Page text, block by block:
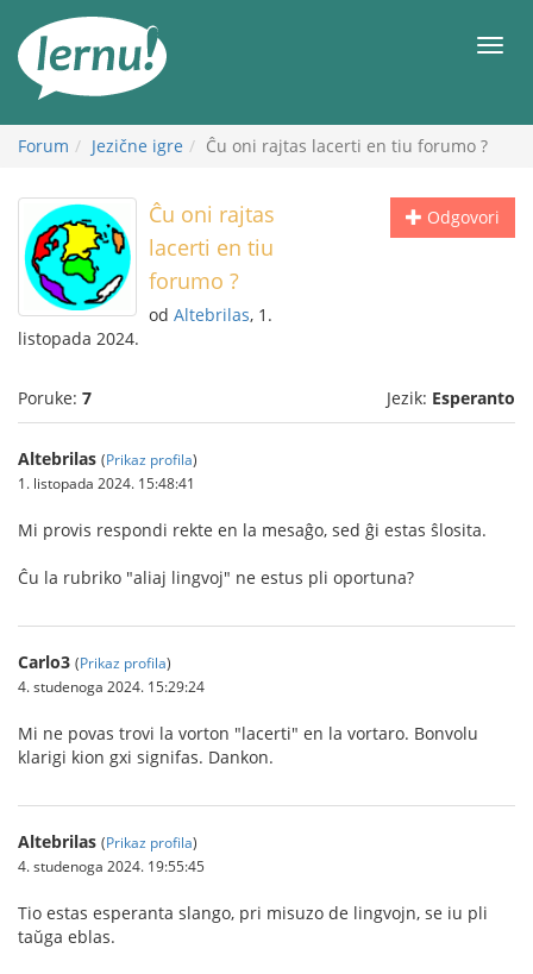
Meni
Forum Jezične igre Ĉu oni rajtas lacerti en tiu forumo ?
Odgovori
Ĉu oni rajtas
lacerti en tiu
forumo ?
od Altebrilas, 1.
listopada 2024.
Poruke: 7 Jezik: Esperanto
Altebrilas (Prikaz profila)
1. listopada 2024. 15:48:41
Mi provis respondi rekte en la mesaĝo, sed ĝi estas ŝlosita.
Ĉu la rubriko "aliaj lingvoj" ne estus pli oportuna?
Carlo3 (Prikaz profila)
4. studenoga 2024. 15:29:24
Mi ne povas trovi la vorton "lacerti" en la vortaro. Bonvolu
klarigi kion gxi signifas. Dankon.
Altebrilas (Prikaz profila)
4. studenoga 2024. 19:55:45
Tio estas esperanta slango, pri misuzo de lingvojn, se iu pli
taŭga eblas.